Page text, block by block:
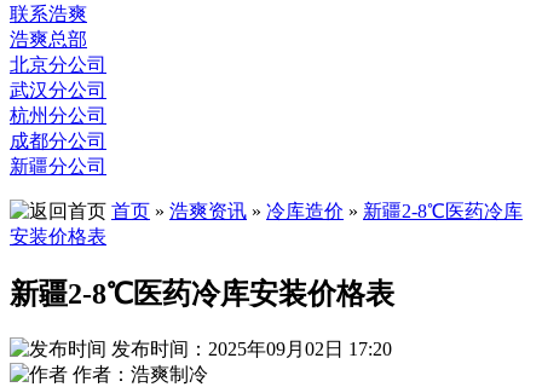
联系浩爽
浩爽总部
北京分公司
武汉分公司
杭州分公司
成都分公司
新疆分公司
首页 » 浩爽资讯 » 冷库造价 » 新疆2-8℃医药冷库
安装价格表
新疆2-8℃医药冷库安装价格表
发布时间：2025年09月02日 17:20
作者：浩爽制冷